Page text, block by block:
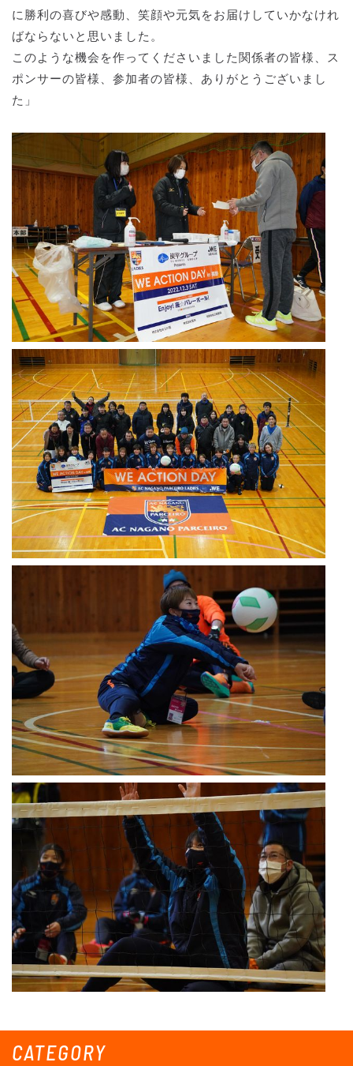
CATEGORY
に勝利の喜びや感動、笑顔や元気をお届けしていかなけれ
ばならないと思いました。
このような機会を作ってくださいました関係者の皆様、ス
ポンサーの皆様、参加者の皆様、ありがとうございまし
た」